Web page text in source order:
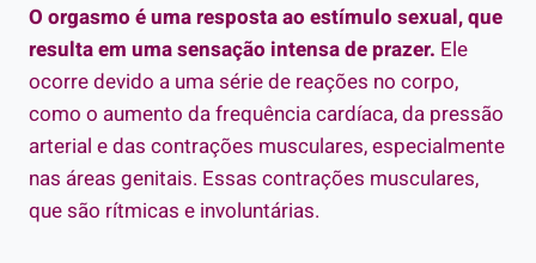
O orgasmo é uma resposta ao estímulo sexual, que
resulta em uma sensação intensa de prazer. Ele
ocorre devido a uma série de reações no corpo,
como o aumento da frequência cardíaca, da pressão
arterial e das contrações musculares, especialmente
nas áreas genitais. Essas contrações musculares,
que são rítmicas e involuntárias.